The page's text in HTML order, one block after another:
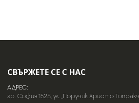
СВЪРЖЕТЕ СЕ С НАС
АДРЕС:
гр. София 1528, ул. „Поручик Христо